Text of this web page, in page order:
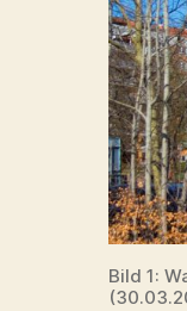
Bild 1: